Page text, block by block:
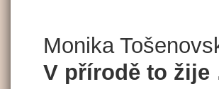
Monika
V přírodě to